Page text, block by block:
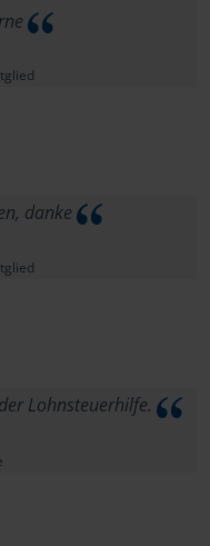
danke
Lohnsteuerhilfe.